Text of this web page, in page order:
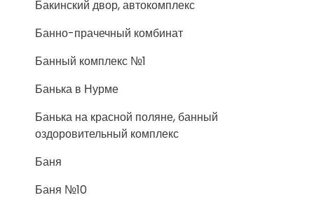
Бакинский двор, автокомплекс
Банно-прачечный комбинат
Банный комплекс №1
Банька в Нурме
Банька на красной поляне, банный
оздоровительный комплекс
Баня
Баня №10